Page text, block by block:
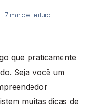
7 min de leitura
que praticamente
Seja você um
muitas dicas de